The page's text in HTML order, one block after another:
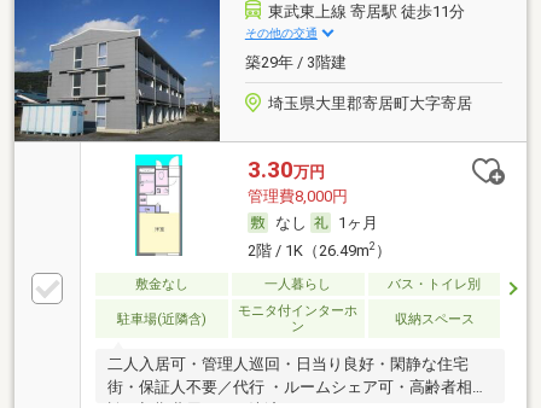
東武東上線 寄居駅 徒歩11分
その他の交通
築29年 / 3階建
埼玉県大里郡寄居町大字寄居
3.30万円
管理費8,000円
なし
1ヶ月
2階 / 1K（26.49m2）
敷金なし 一人暮らし バス・トイレ別
駐車場(近隣含)
モニタ付インターホ
ン
収納スペース
二人入居可・管理人巡回・日当り良好・閑静な住宅
街・保証人不要／代行 ・ルームシェア可・高齢者相